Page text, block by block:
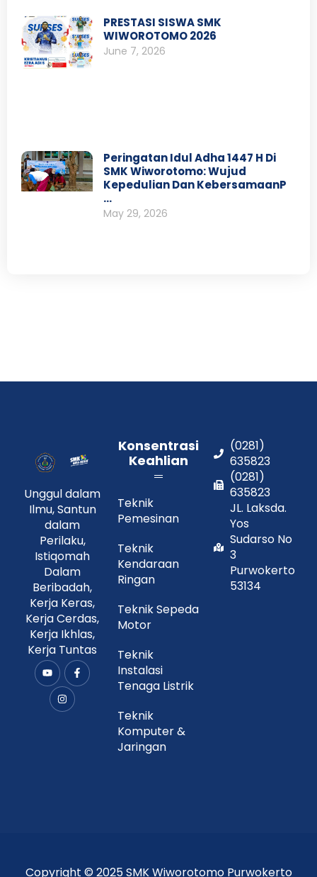
PRESTASI SISWA SMK
WIWOROTOMO 2026
June 7, 2026
Peringatan Idul Adha 1447 H Di
SMK Wiworotomo: Wujud
Kepedulian Dan KebersamaanP
…
May 29, 2026
Unggul dalam
Ilmu, Santun
dalam
Perilaku,
Istiqomah
Dalam
Beribadah,
Kerja Keras,
Kerja Cerdas,
Kerja Ikhlas,
Kerja Tuntas
Y
o
u
t
u
F
a
n
s
t
a
Konsentrasi
Keahlian
Teknik
Pemesinan
Teknik
Kendaraan
Ringan
Teknik Sepeda
Motor
Teknik
Instalasi
Tenaga Listrik
Teknik
Komputer &
Jaringan
(0281)
635823
(0281)
635823
JL. Laksda.
Yos
Sudarso No
3
Purwokerto
53134
Copyright © 2025 SMK Wiworotomo Purwokerto